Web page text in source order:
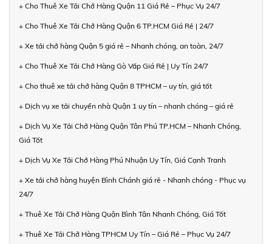
+ Cho Thuê Xe Tải Chở Hàng Quận 11 Giá Rẻ – Phục Vụ 24/7
+ Cho Thuê Xe Tải Chở Hàng Quận 6 TP.HCM Giá Rẻ | 24/7
+ Xe tải chở hàng Quận 5 giá rẻ – Nhanh chóng, an toàn, 24/7
+ Cho Thuê Xe Tải Chở Hàng Gò Vấp Giá Rẻ | Uy Tín 24/7
+ Cho thuê xe tải chở hàng Quận 8 TPHCM – uy tín, giá tốt
+ Dịch vụ xe tải chuyển nhà Quận 1 uy tín – nhanh chóng – giá rẻ
+ Dịch Vụ Xe Tải Chở Hàng Quận Tân Phú TP.HCM – Nhanh Chóng,
Giá Tốt
+ Dịch Vụ Xe Tải Chở Hàng Phú Nhuận Uy Tín, Giá Cạnh Tranh
+ Xe tải chở hàng huyện Bình Chánh giá rẻ - Nhanh chóng - Phục vụ
24/7
+ Thuê Xe Tải Chở Hàng Quận Bình Tân Nhanh Chóng, Giá Tốt
+ Thuê Xe Tải Chở Hàng TPHCM Uy Tín – Giá Rẻ – Phục Vụ 24/7